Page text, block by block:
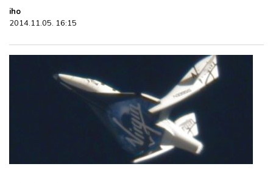
REPÜLÉS
KÖZLEKEDÉSFEJLESZTÉS
ELLÁTÁSI LÁNC
iho
2014.11.05. 16:15